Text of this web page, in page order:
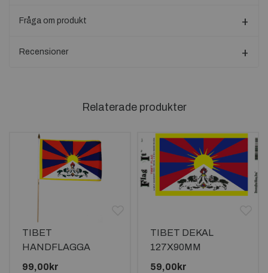
Fråga om produkt
Recensioner
Relaterade produkter
TIBET
HANDFLAGGA
45X30CM
99,00kr
TIBET DEKAL
127X90MM
59,00kr